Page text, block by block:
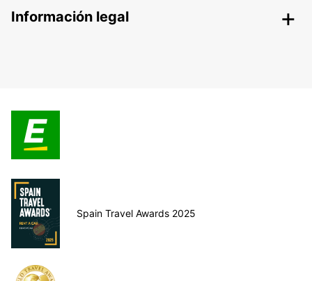
Información legal
Spain Travel Awards 2025